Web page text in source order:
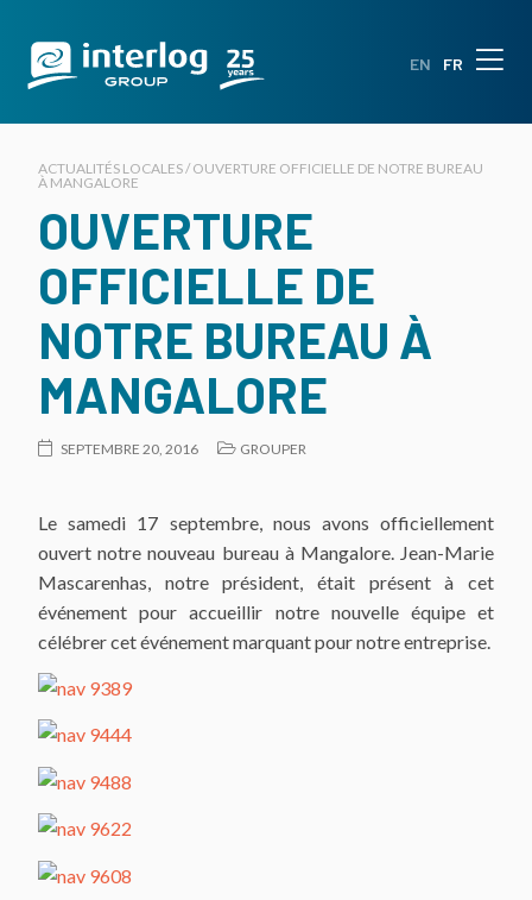
EN FR
ACTUALITÉS LOCALES / OUVERTURE OFFICIELLE DE NOTRE BUREAU
À MANGALORE
OUVERTURE
OFFICIELLE DE
NOTRE BUREAU À
MANGALORE
SEPTEMBRE 20, 2016 GROUPER
Le samedi 17 septembre, nous avons officiellement
ouvert notre nouveau bureau à Mangalore. Jean-Marie
Mascarenhas, notre président, était présent à cet
événement pour accueillir notre nouvelle équipe et
célébrer cet événement marquant pour notre entreprise.